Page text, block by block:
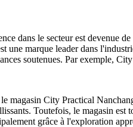
dans le secteur est devenue
une marque leader dans
soutenues. Par exemple,
magasin City Practical
Toutefois, le magasin
grâce à l'exploration